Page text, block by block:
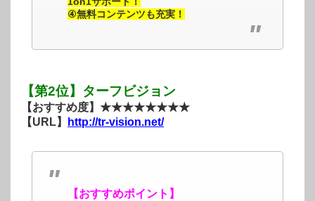
④無料コンテンツも充実！
【第2位】ターフビジョン
【おすすめ度】★★★★★★★★
【URL】
http://tr-vision.net/
【おすすめポイント】